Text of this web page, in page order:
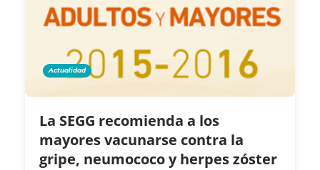
Actualidad
La SEGG recomienda a los
mayores vacunarse contra la
gripe, neumococo y herpes zóster